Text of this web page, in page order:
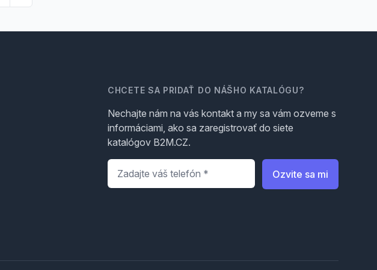
CHCETE SA PRIDAŤ DO NÁŠHO KATALÓGU?
Nechajte nám na vás kontakt a my sa vám ozveme s
informáciami, ako sa zaregistrovať do siete
katalógov B2M.CZ.
Telefón
Ozvite sa mi